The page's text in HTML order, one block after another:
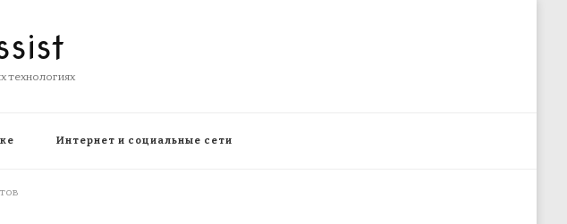
технологиях
Интернет и социальные сети